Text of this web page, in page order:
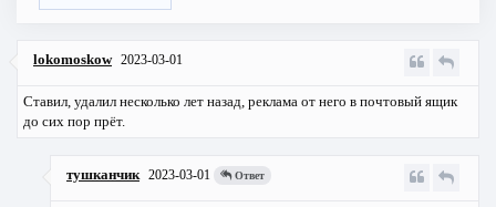
lokomoskow 2023-03-01
Ставил, удалил несколько лет назад, реклама от него в почтовый ящик
до сих пор прёт.
тушканчик 2023-03-01 Ответ